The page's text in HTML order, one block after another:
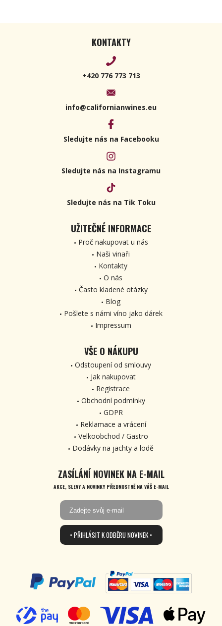
KONTAKTY
+420 776 773 713
info@californianwines.eu
Sledujte nás na Facebooku
Sledujte nás na Instagramu
Sledujte nás na Tik Toku
UŽITEČNÉ INFORMACE
Proč nakupovat u nás
Naši vinaři
Kontakty
O nás
Často kladené otázky
Blog
Pošlete s námi víno jako dárek
Impressum
VŠE O NÁKUPU
Odstoupení od smlouvy
Jak nakupovat
Registrace
Obchodní podmínky
GDPR
Reklamace a vrácení
Velkoobchod / Gastro
Dodávky na jachty a lodě
ZASÍLÁNÍ NOVINEK NA E-MAIL
AKCE, SLEVY A NOVINKY PŘEDNOSTNĚ NA VÁŠ E-MAIL
• PŘIHLÁSIT K ODBĚRU NOVINEK •